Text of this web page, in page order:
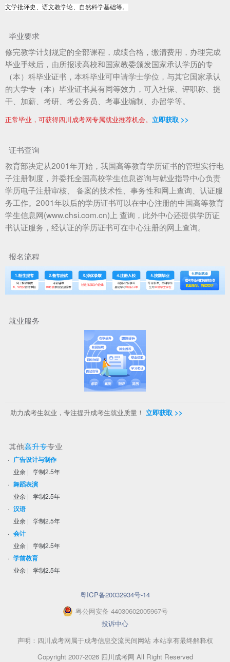
文学批评史、语文教学论、自然科学基础等。
毕业要求
修完教学计划规定的全部课程，成绩合格，缴清费用，办理完成
毕业手续后，由所报读高校和国家教委颁发国家承认学历的专
（本）科毕业证书，本科毕业可申请学士学位，与其它国家承认
的大学专（本）毕业证书具有同等效力，可入社保、评职称、提
干、加薪、考研、考公务员、考事业编制、办留学等。
正常毕业，可获得四川成考网专属就业推荐机会。 立即获取 >>
证书查询
教育部决定从2001年开始，我国高等教育学历证书的管理实行电
子注册制度，并委托全国高校学生信息咨询与就业指导中心负责
学历电子注册审核、 备案的技术性、事务性和网上查询、认证服
务工作。2001年以后的学历证书可以在中心注册的中国高等教育
学生信息网(www.chsi.com.cn)上 查询，此外中心还提供学历证
书认证服务，经认证的学历证书可在中心注册的网上查询。
报名流程
就业服务
助力成考生就业，专注提升成考生就业质量！ 立即获取 >>
其他高升专专业
· 广告设计与制作
业余 | 学制2.5年
· 舞蹈表演
业余 | 学制2.5年
· 汉语
业余 | 学制2.5年
· 会计
业余 | 学制2.5年
· 学前教育
业余 | 学制2.5年
粤ICP备20032934号-14
粤公网安备 44030602005967号
投诉中心
声明：四川成考网属于成考信息交流民间网站 本站享有最终解释权
Copyright 2007-2026 四川成考网 All Right Reserved